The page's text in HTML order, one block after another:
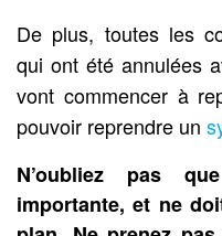
De plus, toutes les
qui ont été annulées
vont commencer à
pouvoir reprendre un
N’oubliez pas
importante, et ne